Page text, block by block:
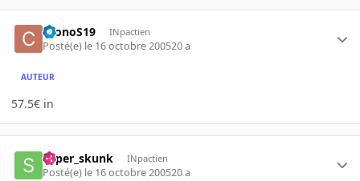
CronoS19 INpactien
Posté(e) le 16 octobre 200520 a
AUTEUR
57.5€ in
super_skunk INpactien
Posté(e) le 16 octobre 200520 a